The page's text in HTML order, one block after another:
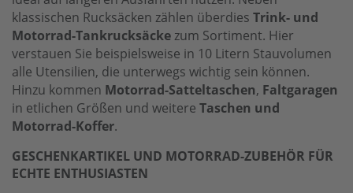
klassischen Rucksäcken zählen überdies Trink- und
Motorrad-Tankrucksäckezum Sortiment. Hier
verstauen Sie beispielsweise in 10 Litern Stauvolumen
alle Utensilien, die unterwegs wichtig sein können.
Hinzu kommen Motorrad-Satteltaschen, Faltgaragen
in etlichen Größen und weitere Taschen und
Motorrad-Koffer.
GESCHENKARTIKEL UND MOTORRAD-ZUBEHÖR FÜR
ECHTE ENTHUSIASTEN